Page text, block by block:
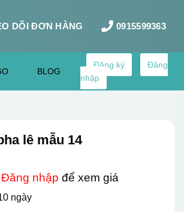
DÕI ĐƠN HÀNG 0915599363
BLOG
Đăng ký
Đăng
nhập
lê mẫu 14
Đăng nhập để xem giá
ngày